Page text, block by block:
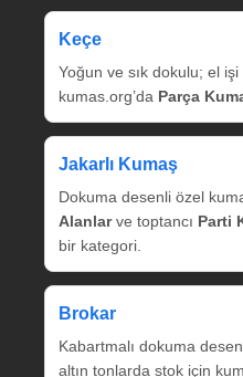
Keçe
Yoğun ve sık dokulu; el
kumas.org’da Parça
Jakarlı Kumaş
Dokuma desenli özel
Alanlarve toptancı Parti
bir kategori.
Brokar
Kabartmalı dokuma
altın tonlarda stok için